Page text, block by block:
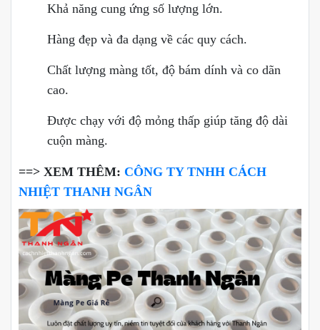
Khả năng cung ứng số lượng lớn.
Hàng đẹp và đa dạng về các quy cách.
Chất lượng màng tốt, độ bám dính và co dãn
cao.
Được chạy với độ mỏng thấp giúp tăng độ dài
cuộn màng.
==> XEM THÊM: CÔNG TY TNHH CÁCH
NHIỆT THANH NGÂN